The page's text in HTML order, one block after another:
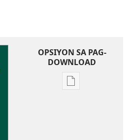
OPSIYON SA PAG-
DOWNLOAD
Opsiyon